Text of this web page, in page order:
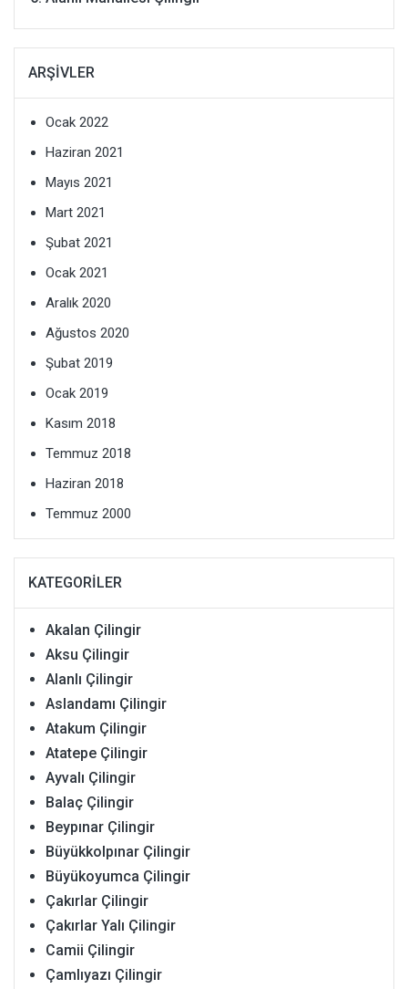
ARŞIVLER
Ocak 2022
Haziran 2021
Mayıs 2021
Mart 2021
Şubat 2021
Ocak 2021
Aralık 2020
Ağustos 2020
Şubat 2019
Ocak 2019
Kasım 2018
Temmuz 2018
Haziran 2018
Temmuz 2000
KATEGORILER
Akalan Çilingir
Aksu Çilingir
Alanlı Çilingir
Aslandamı Çilingir
Atakum Çilingir
Atatepe Çilingir
Ayvalı Çilingir
Balaç Çilingir
Beypınar Çilingir
Büyükkolpınar Çilingir
Büyükoyumca Çilingir
Çakırlar Çilingir
Çakırlar Yalı Çilingir
Camii Çilingir
Çamlıyazı Çilingir